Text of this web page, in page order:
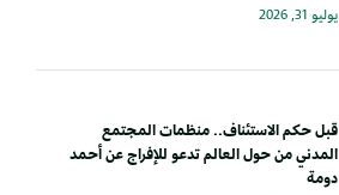
يوليو 31, 2026
قبل حكم الاستئناف.. منظمات المجتمع
المدني من حول العالم تدعو للإفراج عن أحمد
دومة